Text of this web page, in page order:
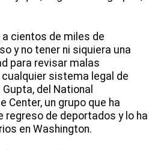
cientos de miles de
y no tener ni siquiera una
para revisar malas
sistema legal de
del National
Center, un grupo que ha
regreso de deportados y lo ha
en Washington.